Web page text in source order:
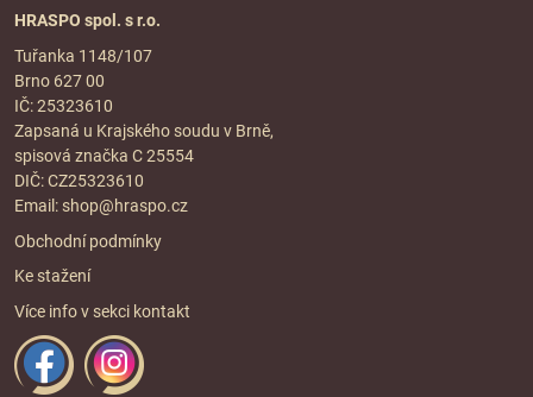
HRASPO spol. s r.o.
Tuřanka 1148/107
Brno 627 00
IČ: 25323610
Zapsaná u Krajského soudu v Brně,
spisová značka C 25554
DIČ: CZ25323610
Email: shop@hraspo.cz
Obchodní podmínky
Ke stažení
Více info v sekci kontakt